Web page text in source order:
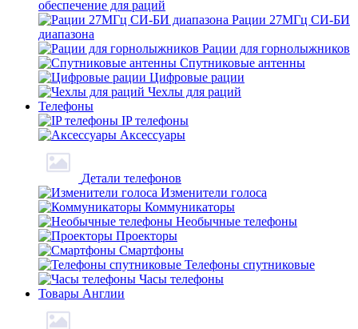
обеспечение для раций
Рации 27МГц СИ-БИ
диапазона
Рации для горнолыжников
Спутниковые антенны
Цифровые рации
Чехлы для раций
Телефоны
IP телефоны
Аксессуары
Детали телефонов
Изменители голоса
Коммуникаторы
Необычные телефоны
Проекторы
Смартфоны
Телефоны спутниковые
Часы телефоны
Товары Англии